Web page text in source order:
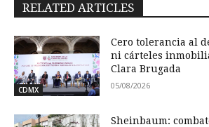
RELATED ARTICLES
CDMX
Cero tolerancia al
ni cárteles
Clara Brugada
05/08/2026
Sheinbaum: